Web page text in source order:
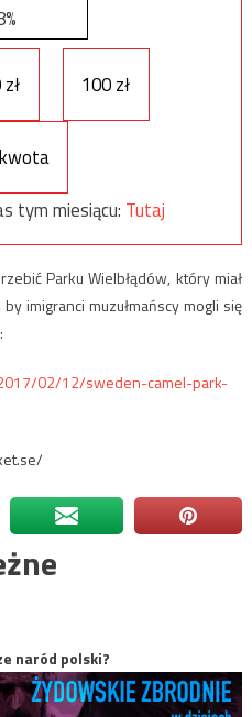
100 zł
tym miesiącu: Tutaj
Parku Wielbłądów, który miał
imigranci muzułmańscy mogli się
02/12/sweden-camel-park-
naród polski?